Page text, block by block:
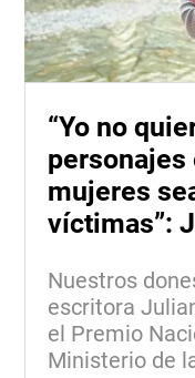
“Yo no
personajes
mujeres
víctimas”:
Nuestros
escritora
el Premio
Ministerio de